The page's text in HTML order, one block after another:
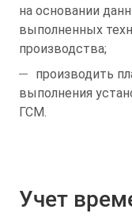
на основании
выполненных
производства;
производить
выполнения
ГСМ.
Учет